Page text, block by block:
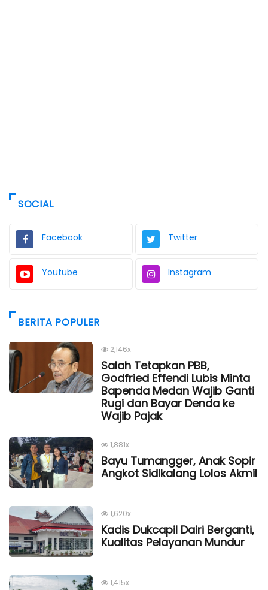
SOCIAL
Facebook Twitter
Youtube Instagram
BERITA POPULER
2,146x
Salah Tetapkan PBB,
Godfried Effendi Lubis Minta
Bapenda Medan Wajib Ganti
Rugi dan Bayar Denda ke
Wajib Pajak
1,881x
Bayu Tumangger, Anak Sopir
Angkot Sidikalang Lolos Akmil
1,620x
Kadis Dukcapil Dairi Berganti,
Kualitas Pelayanan Mundur
1,415x